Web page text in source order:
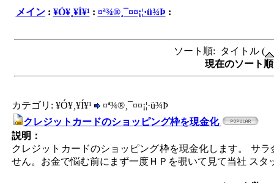
メイン: ¥Ó¥¸¥Í¥¹ : ¤ª¾®¸¯¤¤¡¦·ü¾Þ :
ソート順: タイトル (
現在のソート
カテゴリ: ¥Ó¥¸¥Í¥¹
¤ª¾®¸¯¤¤¡¦·ü¾Þ
クレジットカードのショッピング枠を現金化
説明：
クレジットカードのショッピング枠を現金化します。 サ
せん。お金で悩む前にまず一度ＨＰを覗いて見て当社 スタ